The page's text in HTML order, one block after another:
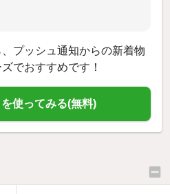
プッシュ通知からの新着物
でおすすめです！
使ってみる(無料)